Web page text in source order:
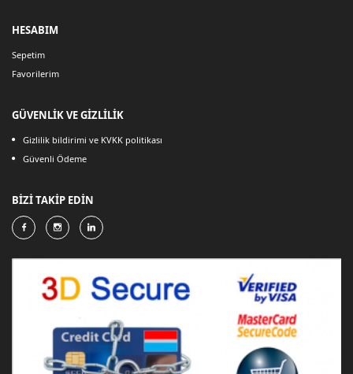
HESABIM
Sepetim
Favorilerim
GÜVENLİK VE GİZLİLİK
Gizlilik bildirimi ve KVKK politikası
Güvenli Ödeme
BİZİ TAKİP EDİN